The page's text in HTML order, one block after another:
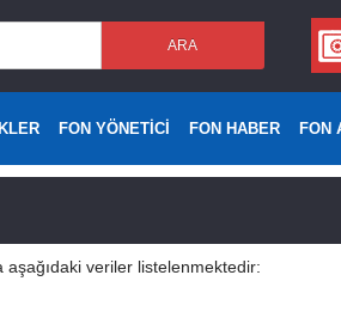
ARA
FON YÖNETİCİ FON HABER FON
aşağıdaki veriler listelenmektedir: